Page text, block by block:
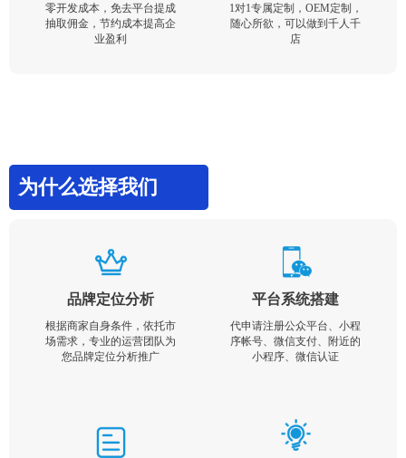
零开发成本，免去平台提成
抽取佣金，节约成本提高企
业盈利
1对1专属定制，OEM定制，
随心所欲，可以做到千人千
店
为什么选择我们
品牌定位分析
根据商家自身条件，依托市
场需求，专业的运营团队为
您品牌定位分析推广
平台系统搭建
代申请注册公众平台、小程
序帐号、微信支付、附近的
小程序、微信认证